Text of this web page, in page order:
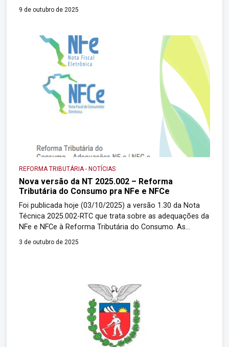
julho de 2022, a solução registrou mais de 1.700 novas
integrados, nos quais residem mais de […]
9 de outubro de 2025
REFORMA TRIBUTÁRIA- NOTÍCIAS
Nova versão da NT 2025.002 – Reforma
Tributária do Consumo pra NFe e NFCe
Foi publicada hoje (03/10/2025) a versão 1.30 da Nota
Técnica 2025.002-RTC que trata sobre as adequações da
NFe e NFCe à Reforma Tributária do Consumo. As
alterações correspondem a aplicação de novos campos,
3 de outubro de 2025